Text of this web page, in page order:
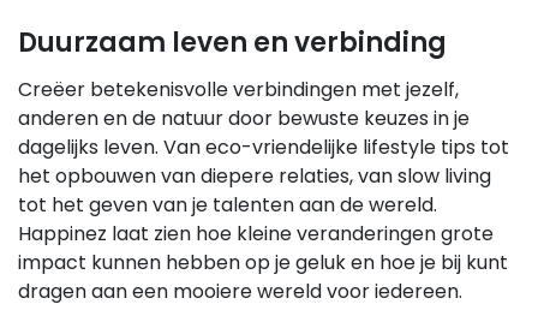
Duurzaam leven en verbinding
Creëer betekenisvolle verbindingen met jezelf,
anderen en de natuur door bewuste keuzes in je
dagelijks leven. Van eco-vriendelijke lifestyle tips tot
het opbouwen van diepere relaties, van slow living
tot het geven van je talenten aan de wereld.
Happinez laat zien hoe kleine veranderingen grote
impact kunnen hebben op je geluk en hoe je bij kunt
dragen aan een mooiere wereld voor iedereen.